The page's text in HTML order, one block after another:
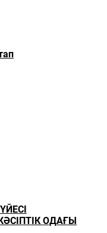
ОДАҒЫ